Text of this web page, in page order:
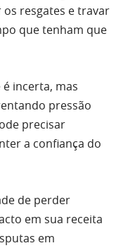
resgates e travar
que tenham que
incerta, mas
pressão
precisar
a confiança do
de perder
em sua receita
em